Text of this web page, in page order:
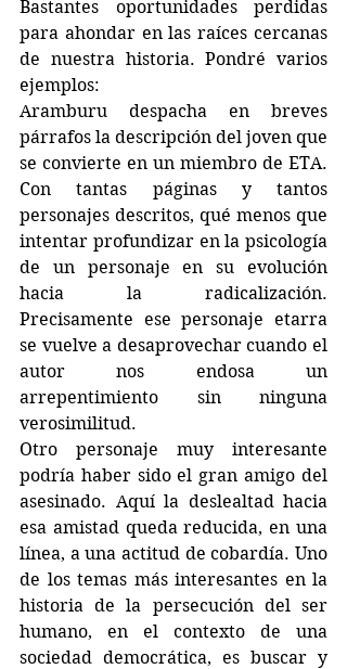
Bastantes oportunidades perdidas
para ahondar en las raíces cercanas
de nuestra historia. Pondré varios
ejemplos:
Aramburu despacha en breves
párrafos la descripción del joven que
se convierte en un miembro de ETA.
Con tantas páginas y tantos
personajes descritos, qué menos que
intentar profundizar en la psicología
de un personaje en su evolución
hacia la radicalización.
Precisamente ese personaje etarra
se vuelve a desaprovechar cuando el
autor nos endosa un
arrepentimiento sin ninguna
verosimilitud.
Otro personaje muy interesante
podría haber sido el gran amigo del
asesinado. Aquí la deslealtad hacia
esa amistad queda reducida, en una
línea, a una actitud de cobardía. Uno
de los temas más interesantes en la
historia de la persecución del ser
humano, en el contexto de una
sociedad democrática, es buscar y